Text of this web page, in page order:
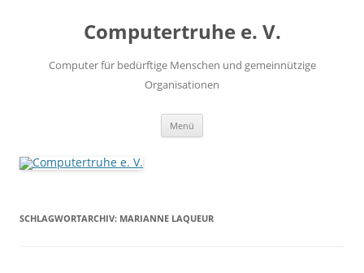
Computertruhe e. V.
Computer für bedürftige Menschen und gemeinnützige
Organisationen
Menü
SCHLAGWORTARCHIV: MARIANNE LAQUEUR